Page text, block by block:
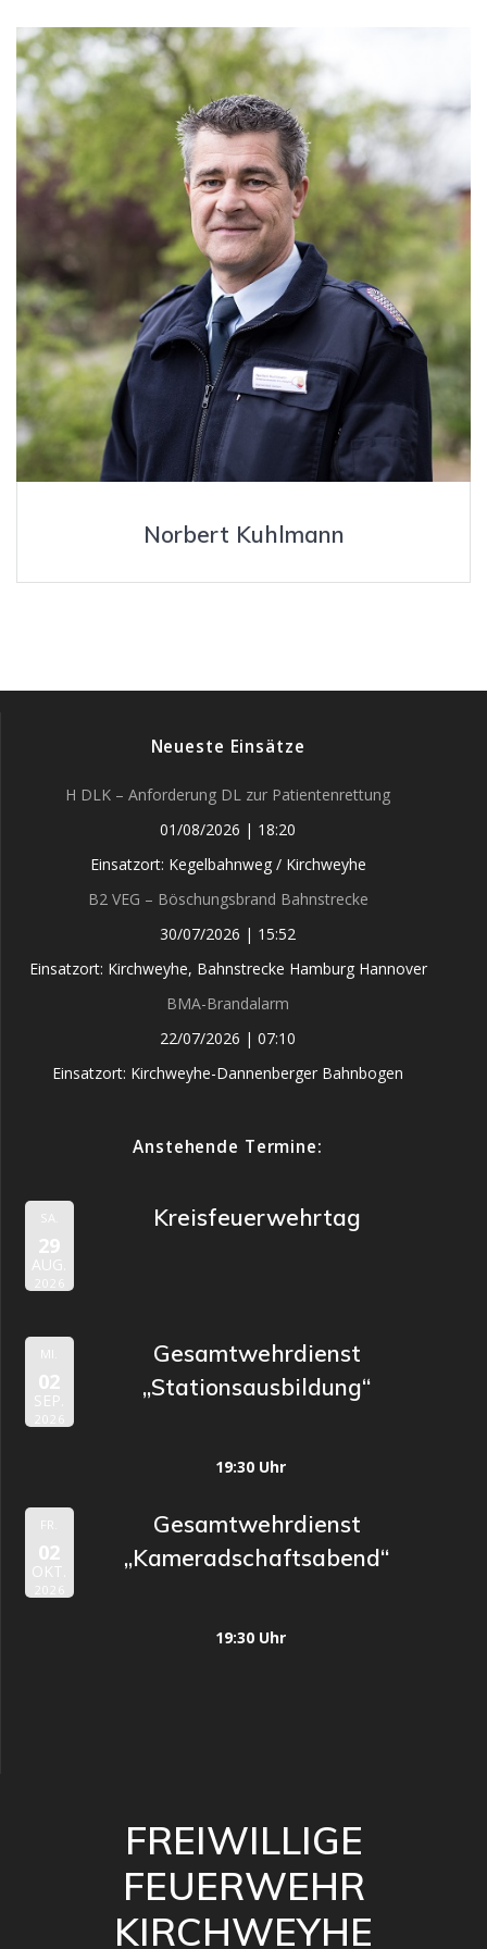
Norbert Kuhlmann
Neueste Einsätze
H DLK – Anforderung DL zur Patientenrettung
01/08/2026 | 18:20
Einsatzort: Kegelbahnweg / Kirchweyhe
B2 VEG – Böschungsbrand Bahnstrecke
30/07/2026 | 15:52
Einsatzort: Kirchweyhe, Bahnstrecke Hamburg Hannover
BMA-Brandalarm
22/07/2026 | 07:10
Einsatzort: Kirchweyhe-Dannenberger Bahnbogen
Anstehende Termine:
SA.
29
AUG.
2026
Kreisfeuerwehrtag
MI.
02
SEP.
2026
Gesamtwehrdienst
„Stationsausbildung“
19:30 Uhr
FR.
02
OKT.
2026
Gesamtwehrdienst
„Kameradschaftsabend“
19:30 Uhr
FREIWILLIGE
FEUERWEHR
KIRCHWEYHE